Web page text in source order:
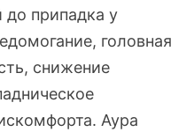
до припадка у
головная
снижение
Аура